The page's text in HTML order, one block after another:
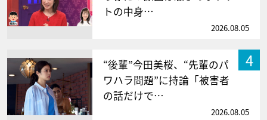
トの中身…
2026.08.05
4
“後輩”今田美桜、“先輩のパ
ワハラ問題”に持論「被害者
の話だけで…
2026.08.05